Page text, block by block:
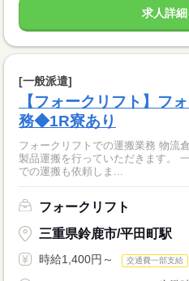
求人詳
[一般派遣]
【フォークリフト】フ
務◆1R寮あり
フォークリフトでの運搬業務 物流
製品運搬を行っていただきます。
での運搬も依頼しま...
フォークリフト
三重県鈴鹿市/平田町駅
時給1,400円～ 交通費一部支給